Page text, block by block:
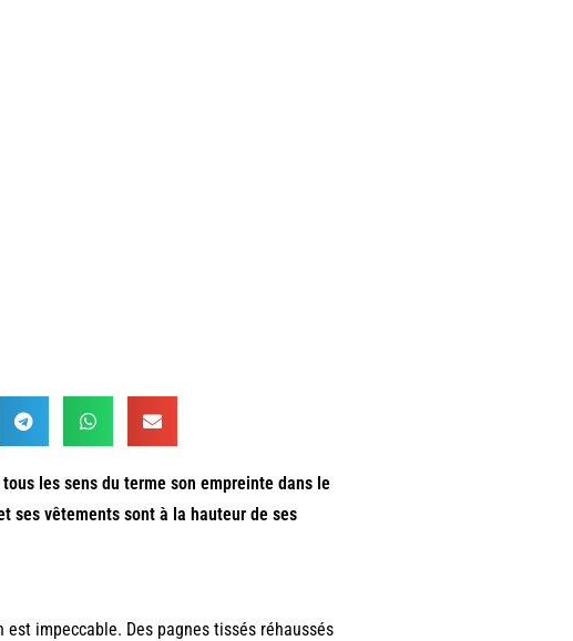
les sens du terme son empreinte dans le
ses vêtements sont à la hauteur de ses
impeccable. Des pagnes tissés réhaussés